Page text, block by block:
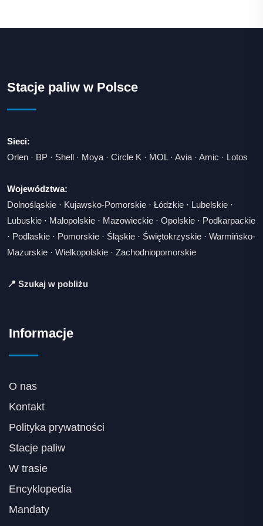
Stacje paliw w Polsce
Sieci:
Orlen · BP · Shell · Moya · Circle K · MOL· Avia · Amic · Lotos
Województwa:
Dolnośląskie · Kujawsko-Pomorskie · Łódzkie · Lubelskie ·
Lubuskie · Małopolskie · Mazowieckie · Opolskie · Podkarpackie
· Podlaskie · Pomorskie · Śląskie · Świętokrzyskie · Warmińsko-
Mazurskie · Wielkopolskie · Zachodniopomorskie
📍 Szukaj w pobliżu
Informacje
O nas
Kontakt
Polityka prywatności
Stacje paliw
W trasie
Encyklopedia
Mandaty